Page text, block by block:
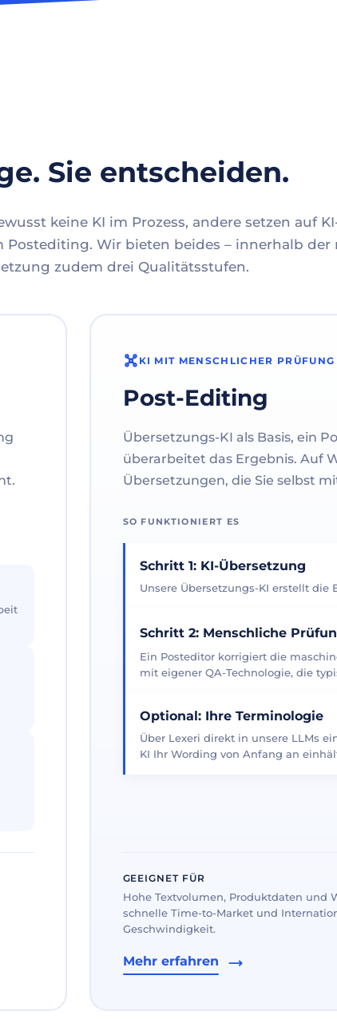
Sie entscheiden.
keine KI im Prozess, andere setzen auf
Wir bieten beides – innerhalb der
zudem drei Qualitätsstufen.
KI MIT MENSCHLICHER PRÜFUNG
Post-Editing
Übersetzungs-KI als Basis, ein
überarbeitet das Ergebnis. Auf
Übersetzungen, die Sie selbst
SO FUNKTIONIERT ES
Schritt 1: KI-Übersetzung
Unsere Übersetzungs-KI erstellt die
Schritt 2: Menschliche
Ein Posteditor korrigiert die
mit eigener QA-Technologie, die
Optional: Ihre Terminologie
Über Lexeri direkt in unsere LLMs
KI Ihr Wording von Anfang an
GEEIGNET FÜR
Hohe Textvolumen, Produktdaten und
schnelle Time-to-Market und
Geschwindigkeit.
Mehr erfahren